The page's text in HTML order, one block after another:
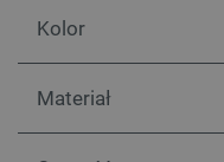
Kolor
Materiał